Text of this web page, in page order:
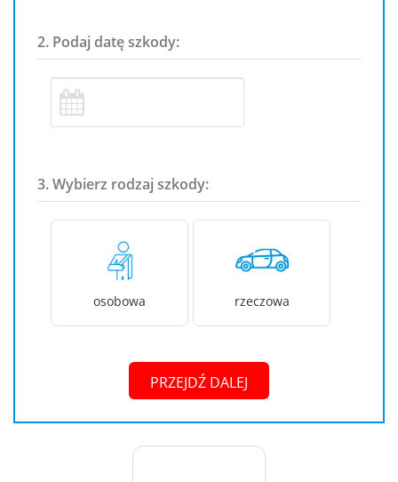
2. Podaj datę szkody:
3. Wybierz rodzaj szkody:
osobowa rzeczowa
PRZEJDŹ DALEJ